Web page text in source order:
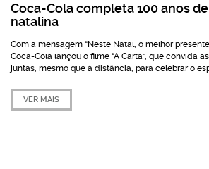
Coca-Cola completa 100 anos
natalina
Com a mensagem “Neste Natal, o melhor
Coca-Cola lançou o filme “A Carta”, que convida
juntas, mesmo que à distância, para celebrar o
VER MAIS